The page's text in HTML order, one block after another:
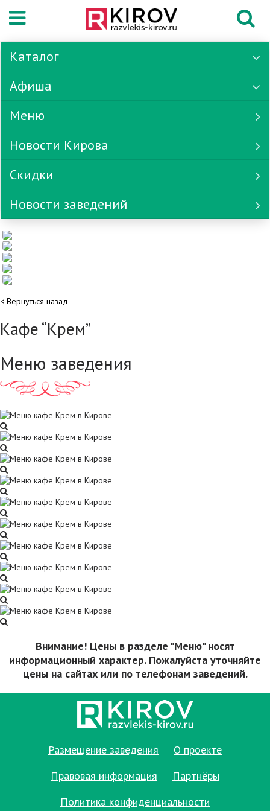
Каталог
Афиша
Меню
Новости Кирова
Скидки
Новости заведений
< Вернуться назад
Кафе “Крем”
Меню заведения
Внимание! Цены в разделе "Меню" носят
информационный характер. Пожалуйста уточняйте
цены на сайтах или по телефонам заведений.
Размещение заведения
О проекте
Правовая информация
Партнёры
Политика конфиденциальности